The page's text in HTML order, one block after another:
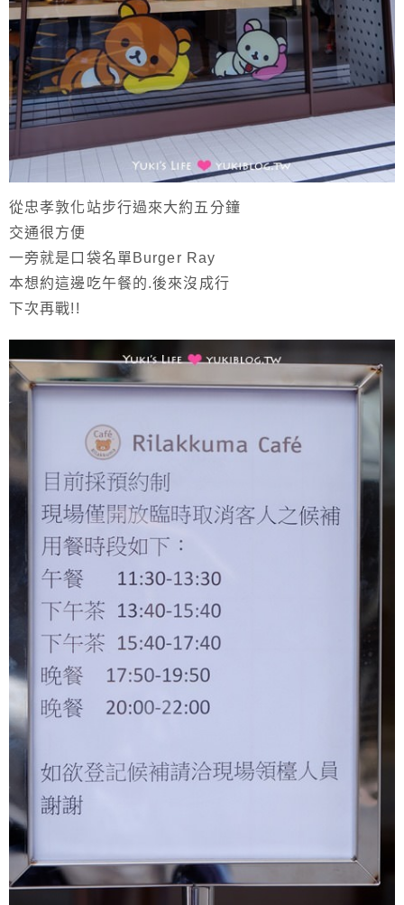
從忠孝敦化站步行過來大約五分鐘
交通很方便
一旁就是口袋名單Burger Ray
本想約這邊吃午餐的.後來沒成行
下次再戰!!